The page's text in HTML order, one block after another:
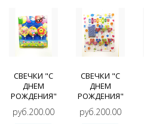
СВЕЧКИ "С
ДНЕМ
РОЖДЕНИЯ"
руб.200.00
СВЕЧКИ "С
ДНЕМ
РОЖДЕНИЯ"
руб.200.00